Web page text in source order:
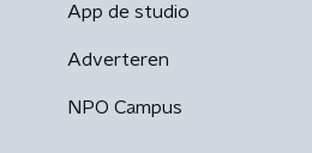
App de studio
Adverteren
NPO Campus